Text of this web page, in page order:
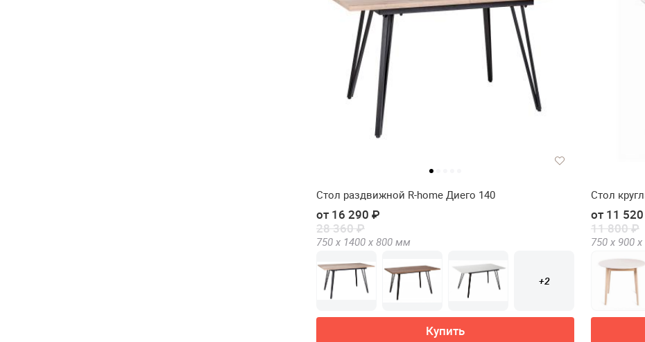
Стол раздвижной R-home Диего 140
от 16 290 ₽
28 360 ₽
750 х 1400 х 800 мм
+2
Купить
Стол
от 11
11 800 ₽
750 х 900 х